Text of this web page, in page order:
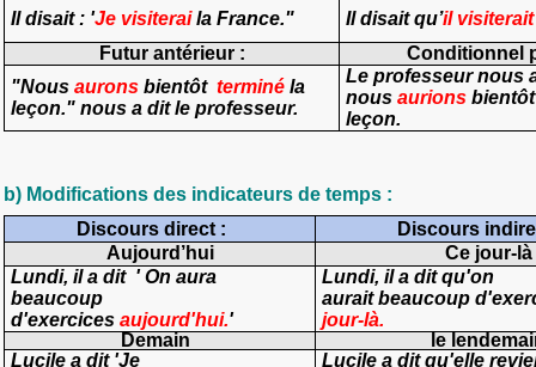
Il disait : 'Je visiteraila France." Il disait qu’il
Futur antérieur :
Conditionnel
"Nous aurons bientôt terminéla
leçon." nous a dit le professeur.
Le professeur nous
nous aurions
leçon.
b) Modifications des indicateurs de temps :
Discours direct :
Discours
Aujourd’hui
Ce jour-là
Lundi, il a dit ' On aura
beaucoup
d'exercices aujourd'hui.'
Lundi, il a dit qu'on
aurait beaucoup
jour-là.
Demain
le
Lucile a dit 'Je
Lucile a dit qu'elle